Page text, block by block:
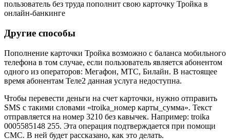
пользователь без труда пополнит свою карточку Тройка в
онлайн-банкинге
Другие способы
Пополнение карточки Тройка возможно с баланса мобильного
телефона в том случае, если пользователь является абонентом
одного из операторов: Мегафон, МТС, Билайн. В настоящее
время абонентам Теле2 данная услуга недоступна.
Чтобы перевести деньги на счет карточки, нужно отправить
SMS с такими словами «troika_номер карты_сумма». Текст
отправляется на номер 3210 без кавычек. Например: troika
0005585148 255. Эта операция подтверждается при помощи
СМС. В ней будет рассказано, как это делать.